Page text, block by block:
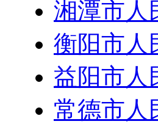
湘潭市人
衡阳市人
益阳市人
常德市人